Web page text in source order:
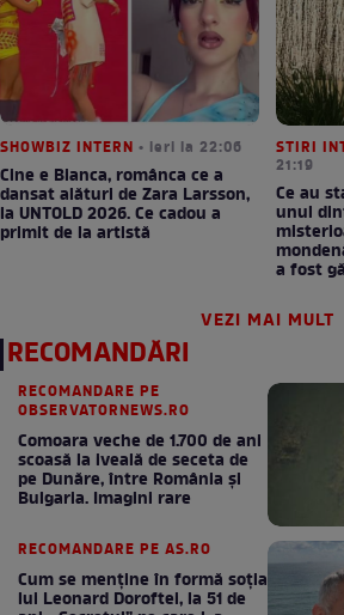
SHOWBIZ INTERN • ieri la 22:06
Cine e Bianca, românca ce a
dansat alături de Zara Larsson,
la UNTOLD 2026. Ce cadou a
primit de la artistă
STIRI
21:19
Ce au
unul
a fost
VEZI MAI MULT
RECOMANDĂRI
RECOMANDARE PE
OBSERVATORNEWS.RO
Comoara veche de 1.700 de ani
scoasă la iveală de seceta de
pe Dunăre, între România şi
Bulgaria. Imagini rare
RECOMANDARE PE AS.RO
Cum se menţine în formă soţia
lui Leonard Doroftei, la 51 de